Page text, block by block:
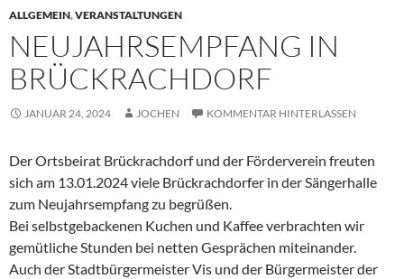
ALLGEMEIN,VERANSTALTUNGEN
NEUJAHRSEMPFANG IN
BRÜCKRACHDORF
JANUAR 24, 2024 JOCHEN KOMMENTAR HINTERLASSEN
Der Ortsbeirat Brückrachdorf und der Förderverein freuten
sich am 13.01.2024 viele Brückrachdorfer in der Sängerhalle
zum Neujahrsempfang zu begrüßen.
Bei selbstgebackenen Kuchen und Kaffee verbrachten wir
gemütliche Stunden bei netten Gesprächen miteinander.
Auch der Stadtbürgermeister Vis und der Bürgermeister der